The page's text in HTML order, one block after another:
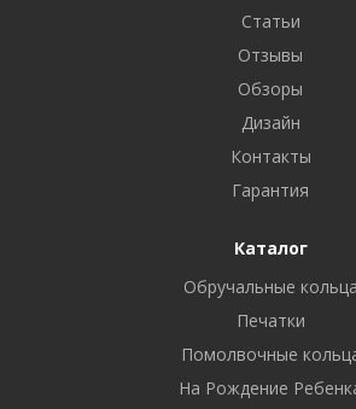
Статьи
Отзывы
Обзоры
Дизайн
Контакты
Гарантия
Каталог
Обручальные кольца
Печатки
Помолвочные
На Рождение